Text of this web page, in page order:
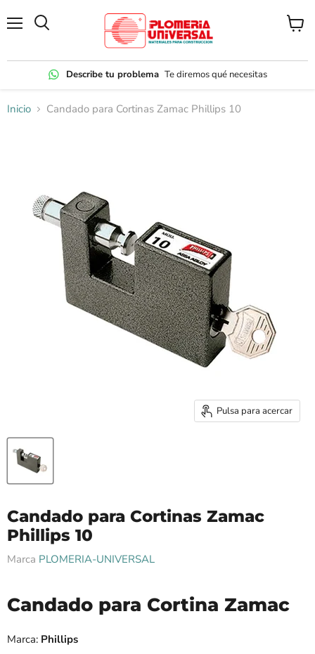
Describe tu problema Te diremos qué necesitas
Ver
Inicio Candado para Cortinas Zamac Phillips 10
Pulsa para acercar
Candado para Cortinas Zamac
Phillips 10
Marca PLOMERIA-UNIVERSAL
Candado para Cortina Zamac
Marca: Phillips